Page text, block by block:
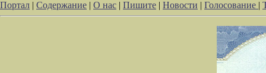
Портал | Содержание | О нас | Пишите | Новости | Голосование |